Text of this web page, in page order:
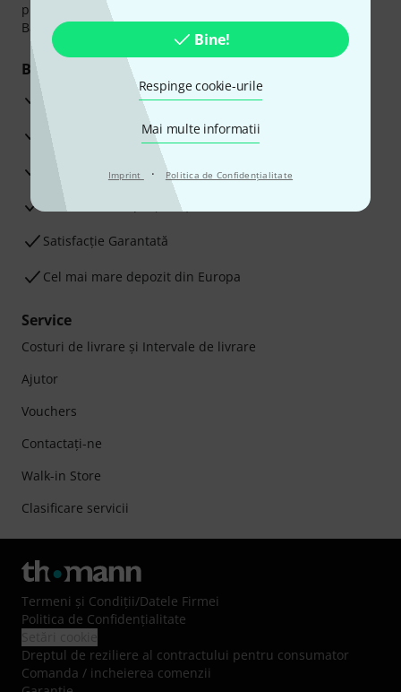
Bine!
Respinge cookie-urile
Mai multe informatii
Imprint · Politica de Confidenţialitate
plata se poate efectua în siguranță cu Ramburs, Transfer
Bancar sau Card de credit.
Beneficiile tale
3 Ani Garanție Thomann
Garanţia returnării banilor în 30 de zile
Service Reparații
Sfaturi de la experții noștri
Satisfacție Garantată
Cel mai mare depozit din Europa
Service
Costuri de livrare şi Intervale de livrare
Ajutor
Vouchers
Contactaţi-ne
Walk-in Store
Clasificare servicii
Termeni şi Condiţii/Datele Firmei
Politica de Confidenţialitate
Dreptul de reziliere al contractului pentru consumator
Comanda / incheierea comenzii